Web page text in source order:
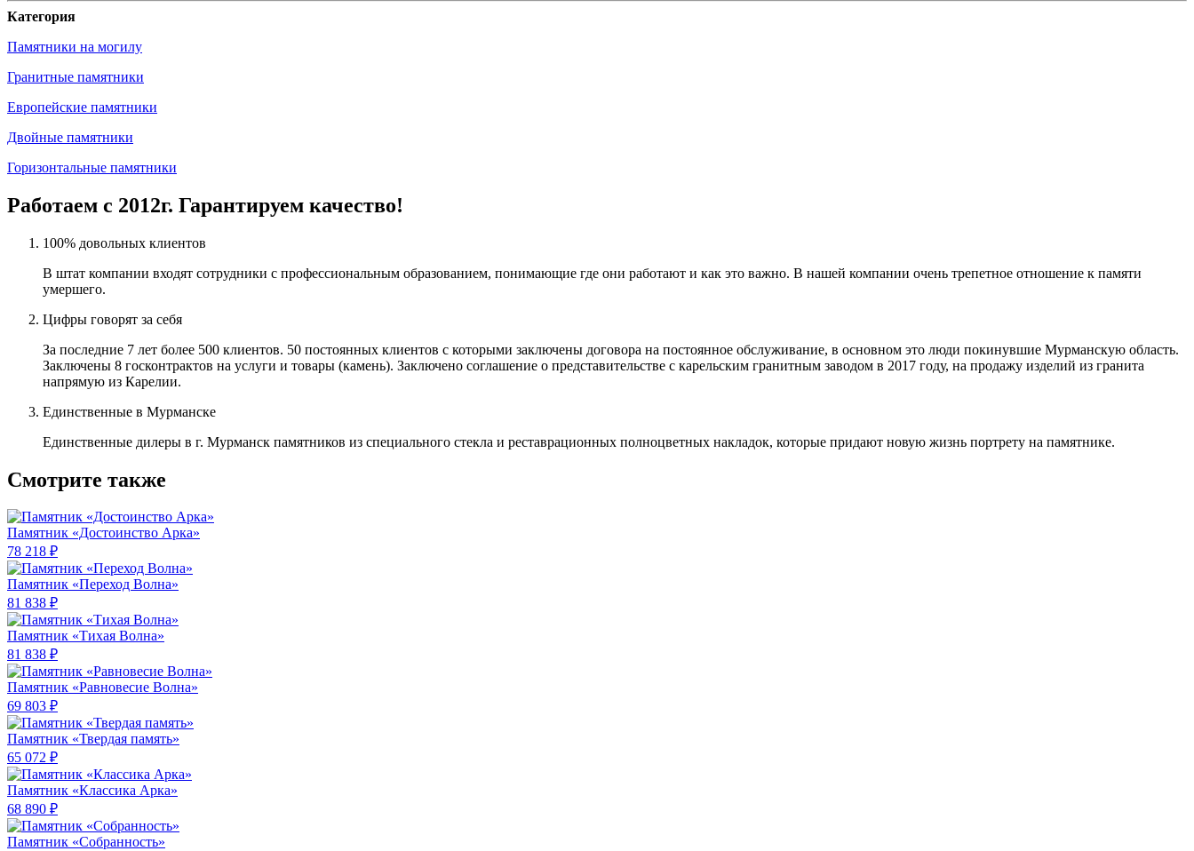
Категория
Памятники на могилу
Гранитные памятники
Европейские памятники
Двойные памятники
Горизонтальные памятники
Работаем с 2012г. Гарантируем качество!
100% довольных клиентов
В штат компании входят сотрудники с профессиональным образованием, понимающие где они работают и как это важно. В нашей компании очень трепетное отношение к памяти
умершего.
Цифры говорят за себя
За последние 7 лет более 500 клиентов. 50 постоянных клиентов с которыми заключены договора на постоянное обслуживание, в основном это люди покинувшие Мурманскую область.
Заключены 8 госконтрактов на услуги и товары (камень). Заключено соглашение о представительстве с карельским гранитным заводом в 2017 году, на продажу изделий из гранита
напрямую из Карелии.
Единственные в Мурманске
Единственные дилеры в г. Мурманск памятников из специального стекла и реставрационных полноцветных накладок, которые придают новую жизнь портрету на памятнике.
Смотрите также
Памятник «Достоинство Арка»
78 218 ₽
Памятник «Переход Волна»
81 838 ₽
Памятник «Тихая Волна»
81 838 ₽
Памятник «Равновесие Волна»
69 803 ₽
Памятник «Твердая память»
65 072 ₽
Памятник «Классика Арка»
68 890 ₽
Памятник «Собранность»